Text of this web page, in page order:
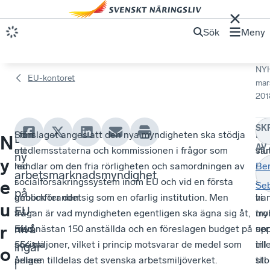
Sök Meny
EU-kontoret
N
y
e
u
r
o
En
ny
arbetsmarknadsmyndighet
på
EU-
nivå
ingår
i
Som
ett
led
i
genomförandet
av
EU:s
sociala
pelare
I förslaget anges att den nya myndigheten ska stödja
medlemsstaterna och kommissionen i frågor som
handlar om den fria rörligheten och samordningen av
socialförsäkringssystem inom EU och vid en första
anblick ter den sig som en ofarlig institution. Men
frågan är vad myndigheten egentligen ska ägna sig åt,
med nästan 150 anställda och en föreslagen budget på
554 miljoner, vilket i princip motsvarar de medel som
årligen tilldelas det svenska arbetsmiljöverket.
vår
till
Vår
är
att
vi
ser
till
AV